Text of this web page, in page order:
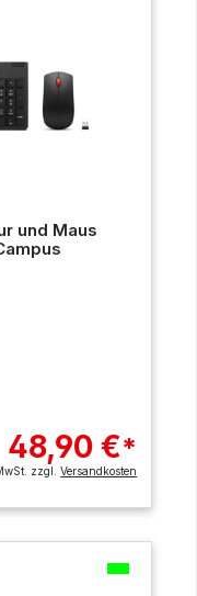
und Maus
48,90 €*
zzgl.Versandkosten